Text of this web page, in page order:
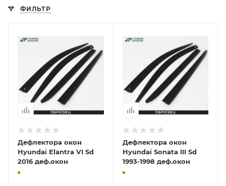
ФИЛЬТР
Дефлектора окон
Hyundai Elantra VI Sd
2016 деф.окон
Дефлектора окон
Hyundai Sonata III Sd
1993-1998 деф.окон